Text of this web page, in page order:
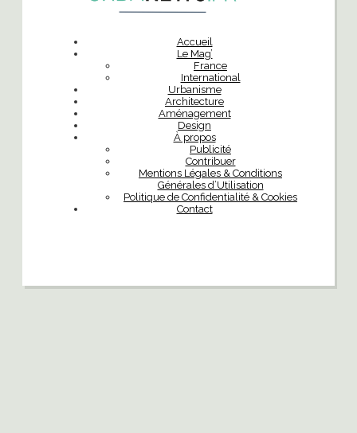
Accueil
Le Mag’
France
International
Urbanisme
Architecture
Aménagement
Design
À propos
Publicité
Contribuer
Mentions Légales & Conditions
Générales d’Utilisation
Politique de Confidentialité & Cookies
Contact